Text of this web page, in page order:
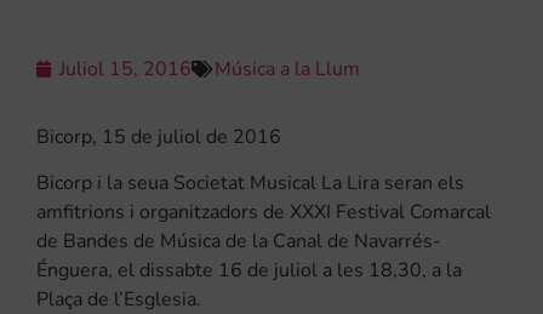
Tenda
Juliol 15, 2016 Música a la Llum
Bicorp, 15 de juliol de 2016
Bicorp i la seua Societat Musical La Lira seran els
amfitrions i organitzadors de XXXI Festival Comarcal
de Bandes de Música de la Canal de Navarrés-
Énguera, el dissabte 16 de juliol a les 18,30, a la
Plaça de l’Esglesia.